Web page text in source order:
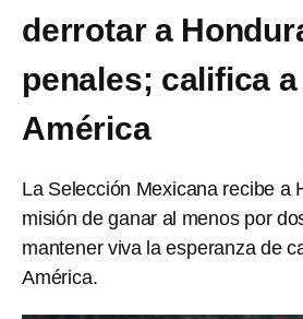
derrotar a
penales; califica
América
La Selección Mexicana recibe a
misión de ganar al menos por
mantener viva la esperanza de
América.